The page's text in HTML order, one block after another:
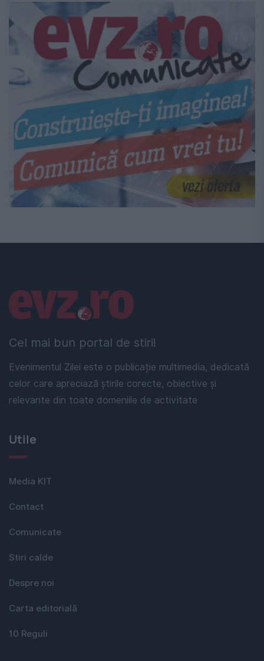
Cel mai bun portal de stiri!
Evenimentul Zilei este o publicație multimedia, dedicată
celor care apreciază știrile corecte, obiective și
relevante din toate domeniile de activitate
Linkuri utile
Utile
Media KIT
Contact
Comunicate
Stiri calde
Despre noi
Carta editorială
10 Reguli